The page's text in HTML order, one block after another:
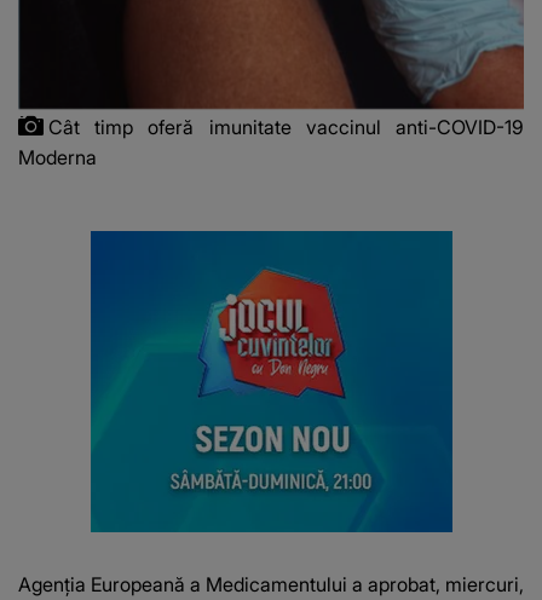
Cât timp oferă imunitate vaccinul anti-COVID-19
Moderna
Agenția Europeană a Medicamentului a aprobat, miercuri,